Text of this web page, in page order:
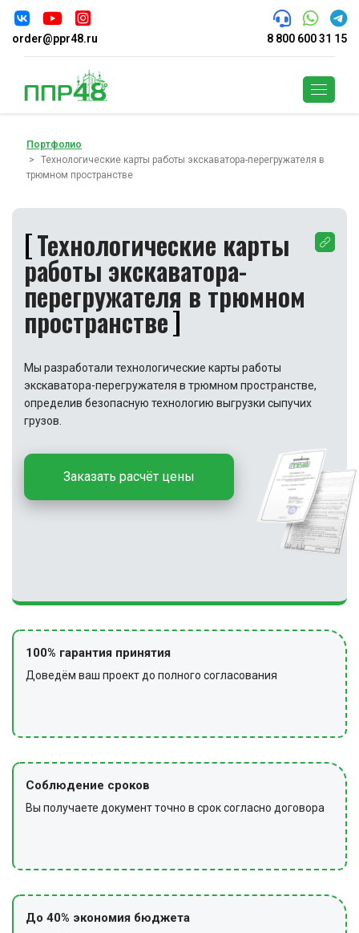
order@ppr48.ru 8 800 600 31 15
Портфолио
Технологические карты работы экскаватора-перегружателя в
трюмном пространстве
Технологические карты
работы экскаватора-
перегружателя в трюмном
пространстве
Мы разработали технологические карты работы
экскаватора-перегружателя в трюмном пространстве,
определив безопасную технологию выгрузки сыпучих
грузов.
Заказать расчёт цены
100% гарантия принятия
Доведём ваш проект до полного согласования
Соблюдение сроков
Вы получаете документ точно в срок согласно договора
До 40% экономия бюджета